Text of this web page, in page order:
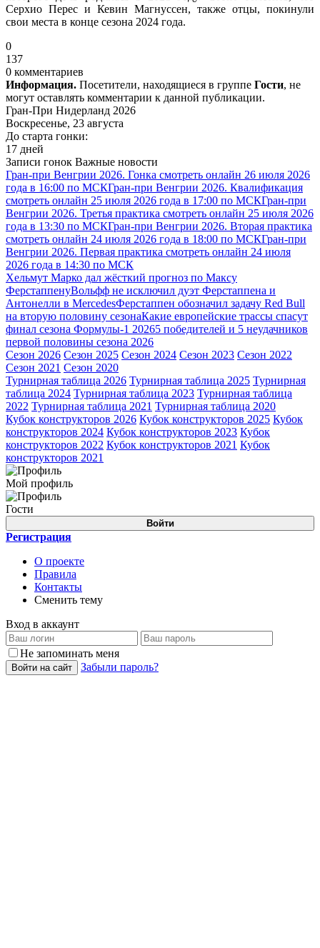
Серхио Перес и Кевин Магнуссен, также отцы, покинули
свои места в конце сезона 2024 года.
0
137
0 комментариев
Информация. Посетители, находящиеся в группе Гости, не
могут оставлять комментарии к данной публикации.
Гран-При Нидерланд 2026
Воскресенье, 23 августа
До старта гонки:
17 дней
Записи гонок Важные новости
Гран-при Венгрии 2026. Гонка смотреть онлайн 26 июля 2026
года в 16:00 по МСКГран-при Венгрии 2026. Квалификация
смотреть онлайн 25 июля 2026 года в 17:00 по МСКГран-при
Венгрии 2026. Третья практика смотреть онлайн 25 июля 2026
года в 13:30 по МСКГран-при Венгрии 2026. Вторая практика
смотреть онлайн 24 июля 2026 года в 18:00 по МСКГран-при
Венгрии 2026. Первая практика смотреть онлайн 24 июля
2026 года в 14:30 по МСК
Хельмут Марко дал жёсткий прогноз по Максу
ФерстаппенуВольфф не исключил дуэт Ферстаппена и
Антонелли в MercedesФерстаппен обозначил задачу Red Bull
на вторую половину сезонаКакие европейские трассы спасут
финал сезона Формулы-1 20265 победителей и 5 неудачников
первой половины сезона 2026
Сезон 2026 Сезон 2025 Сезон 2024 Сезон 2023 Сезон 2022
Сезон 2021 Сезон 2020
Турнирная таблица 2026 Турнирная таблица 2025 Турнирная
таблица 2024 Турнирная таблица 2023 Турнирная таблица
2022 Турнирная таблица 2021 Турнирная таблица 2020
Кубок конструкторов 2026 Кубок конструкторов 2025 Кубок
конструкторов 2024 Кубок конструкторов 2023 Кубок
конструкторов 2022 Кубок конструкторов 2021 Кубок
конструкторов 2021
Мой профиль
Гости
Войти
Регистрация
О проекте
Правила
Контакты
Сменить тему
Вход в аккаунт
Не запоминать меня
Войти на сайт Забыли пароль?